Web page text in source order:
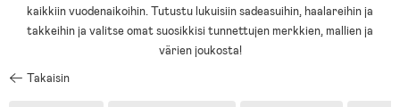
kaikkiin vuodenaikoihin. Tutustu lukuisiin sadeasuihin, haalareihin ja
takkeihin ja valitse omat suosikkisi tunnettujen merkkien, mallien ja
värien joukosta!
Takaisin